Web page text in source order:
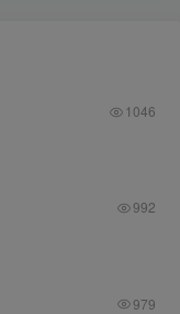
1046
992
979